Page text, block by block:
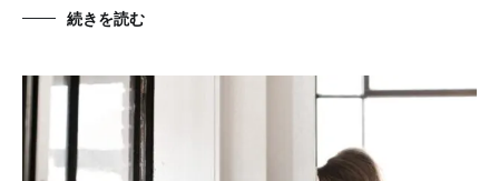
続きを読む